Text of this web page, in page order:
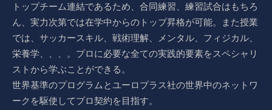
トップチーム連結であるため、合同練習、練習試合はもちろ
ん、実力次第では在学中からのトップ昇格が可能。また授業
では、サッカースキル、戦術理解、メンタル、フィジカル、
栄養学、、、。プロに必要な全ての実践的要素をスペシャリ
ストから学ぶことができる。
世界基準のプログラムとユーロプラス社の世界中のネットワ
ークを駆使してプロ契約を目指す。